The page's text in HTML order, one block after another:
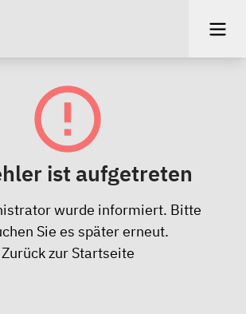
ist aufgetreten
wurde informiert. Bitte
Sie es später erneut.
Zurück zur Startseite